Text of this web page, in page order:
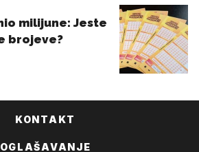
KONTAKT
OGLAŠAVANJE